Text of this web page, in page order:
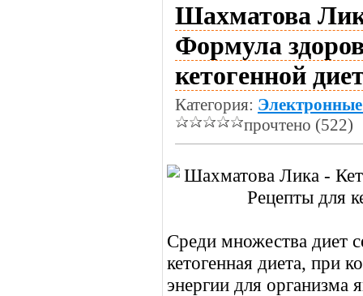
Шахматова
Формула
кетогенной
Категория:
прочтено (522)
Среди множества диет
кетогенная диета, при
энергии для организма